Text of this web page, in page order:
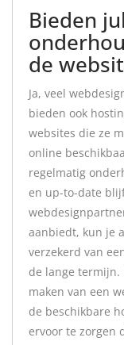
Bieden
de
Ja, veel
bieden ook
websites die ze
online
regelmatig
en up-to-date
aanbiedt, kun je
verzekerd van
de lange
maken van een
de beschikbare
ervoor te zorgen